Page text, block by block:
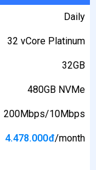
Daily
32 vCore Platinum
32GB
480GB NVMe
200Mbps/10Mbps
4.478.000đ/month